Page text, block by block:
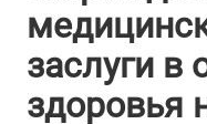
заслуги в
здоровья